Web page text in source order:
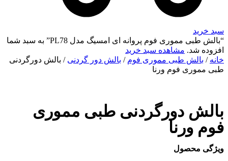
سبد خرید
“بالش طبی مموری فوم پروانه ای امسیگ مدل PL78” به سبد شما
افزوده شد. مشاهده سبد خرید
خانه / بالش طبی مموری فوم / بالش دور گردنی / بالش دورگردنی
طبی مموری فوم ورنا
بالش دورگردنی طبی مموری
فوم ورنا
ویژگی محصول